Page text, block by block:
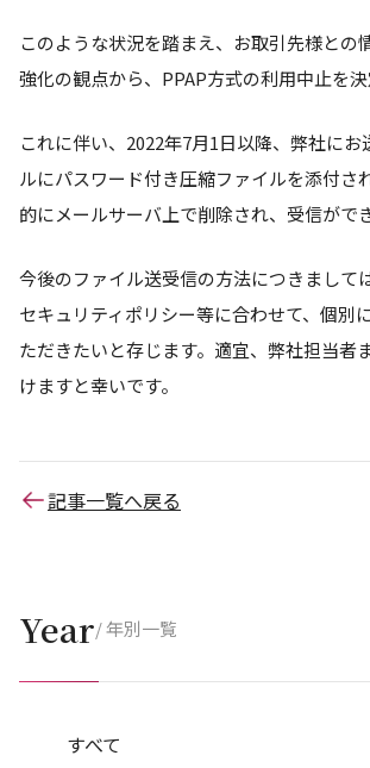
このような状況を踏まえ、お取引先様との
強化の観点から、PPAP方式の利用中止を決
これに伴い、2022年7月1日以降、弊社にお
ルにパスワード付き圧縮ファイルを添付さ
的にメールサーバ上で削除され、受信がで
今後のファイル送受信の方法につきまして
セキュリティポリシー等に合わせて、個別
ただきたいと存じます。適宜、弊社担当者
けますと幸いです。
記事一覧へ戻る
Year/ 年別一覧
すべて